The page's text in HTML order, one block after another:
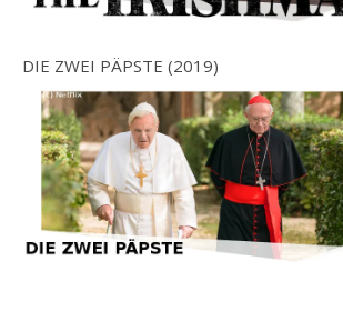
DIE ZWEI PÄPSTE (2019)